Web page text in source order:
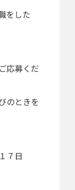
をした
応募くだ
のときを
７日